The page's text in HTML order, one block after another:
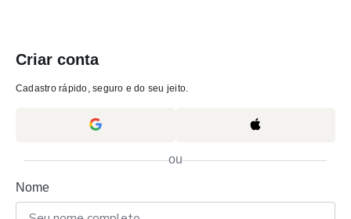
Criar conta
Cadastro rápido, seguro e do seu jeito.
ou
Nome